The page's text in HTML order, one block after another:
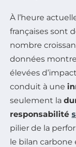
À l’heure
françaises sont
nombre
données
élevées
conduit à une
seulement la
responsabilité
pilier de la
le bilan carbone